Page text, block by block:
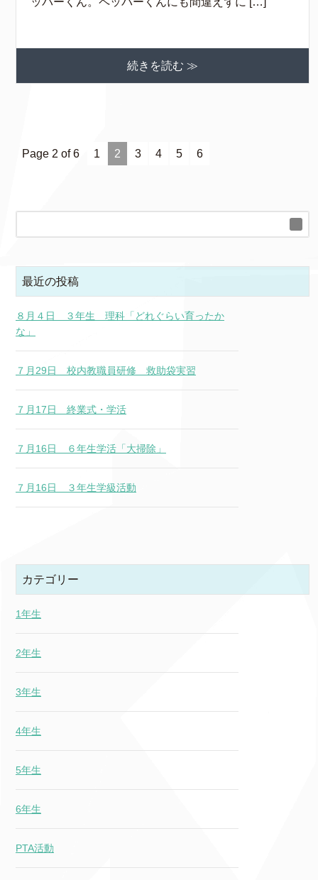
続きを読む ≫
Page 2 of 6 1 2 3 4 5 6
最近の投稿
８月４日 ３年生 理科「どれぐらい育ったか
な」
７月29日 校内教職員研修 救助袋実習
７月17日 終業式・学活
７月16日 ６年生学活「大掃除」
７月16日 ３年生学級活動
カテゴリー
1年生
2年生
3年生
4年生
5年生
6年生
PTA活動